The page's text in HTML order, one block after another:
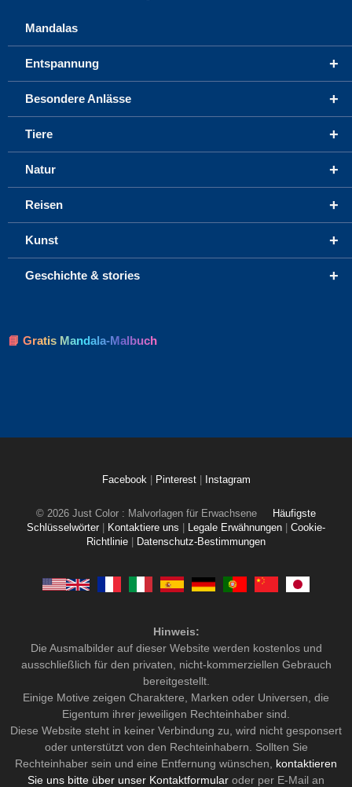
Mandalas
+
Entspannung
+
Besondere Anlässe
+
Tiere
+
Natur
+
Reisen
+
Kunst
+
Geschichte & stories
📘 Gratis Mandala-Malbuch
Facebook Pinterest Instagram
© 2026 Just Color : Malvorlagen für Erwachsene
Häufigste
Schlüsselwörter
Kontaktiere uns Legale Erwähnungen
Cookie-
Richtlinie
Datenschutz-Bestimmungen
Hinweis:
Die Ausmalbilder auf dieser Website werden kostenlos und
ausschließlich für den privaten, nicht-kommerziellen Gebrauch
bereitgestellt.
Einige Motive zeigen Charaktere, Marken oder Universen, die
Eigentum ihrer jeweiligen Rechteinhaber sind.
Diese Website steht in keiner Verbindung zu, wird nicht gesponsert
oder unterstützt von den Rechteinhabern. Sollten Sie
Rechteinhaber sein und eine Entfernung wünschen, kontaktieren
Sie uns bitte über unser Kontaktformular oder per E-Mail an